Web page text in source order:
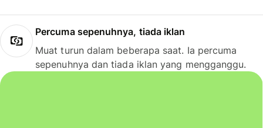
Percuma sepenuhnya, tiada iklan
Muat turun dalam beberapa saat. Ia percuma
sepenuhnya dan tiada iklan yang mengganggu.